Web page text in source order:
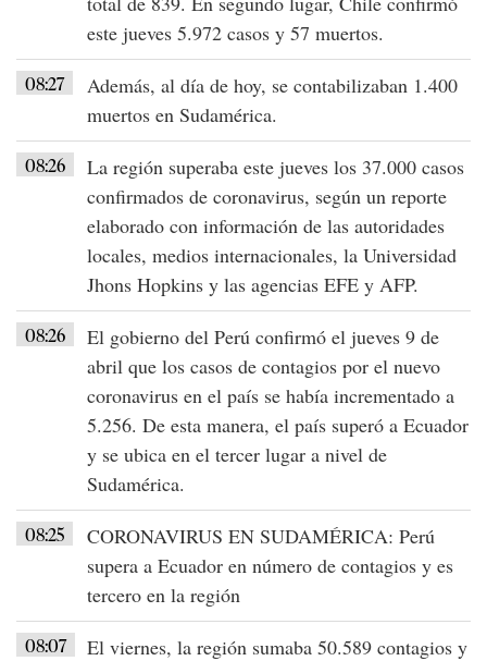
este jueves 5.972 casos y 57 muertos.
08:27
Además, al día de hoy, se contabilizaban 1.400
muertos en Sudamérica.
08:26
La región superaba este jueves los 37.000 casos
confirmados de coronavirus, según un reporte
elaborado con información de las autoridades
locales, medios internacionales, la Universidad
Jhons Hopkins y las agencias EFE y AFP.
08:26
El gobierno del Perú confirmó el jueves 9 de
abril que los casos de contagios por el nuevo
coronavirus en el país se había incrementado a
5.256. De esta manera, el país superó a Ecuador
y se ubica en el tercer lugar a nivel de
Sudamérica.
08:25
CORONAVIRUS EN SUDAMÉRICA: Perú
supera a Ecuador en número de contagios y es
tercero en la región
08:07
El viernes, la región sumaba 50.589 contagios y